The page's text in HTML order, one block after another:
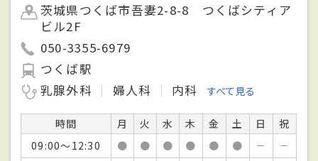
茨城県つくば市吾妻2-8-8 つくばシティア
ビル2F
050-3355-6979
つくば駅
乳腺外科
婦人科 内科 すべて見る
時間 月 火 水 木 金 土 日
祝
09:00～12:30
● ● ● ● ● ● －
－